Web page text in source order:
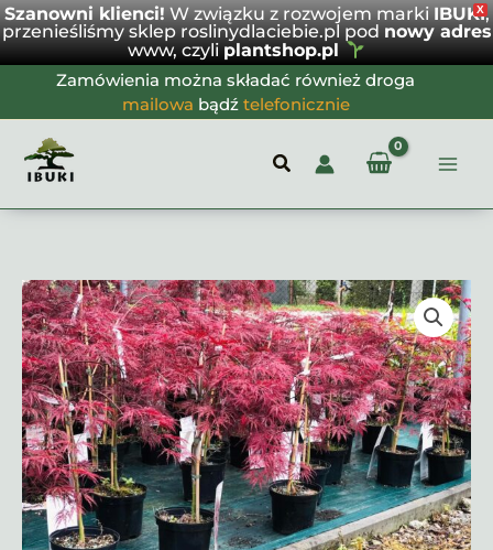
X
Szanowni klienci!W związku z rozwojem markiIBUKI,
przenieśliśmy sklep roslinydlaciebie.pl podnowy adres
www, czyliplantshop.pl
PrzejdźZamówienia można składać również droga
mailowa bądź telefonicznie